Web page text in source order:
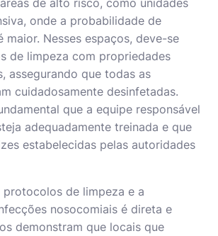
onde a probabilidade de
maior. Nesses espaços, deve-se
de limpeza com propriedades
assegurando que todas as
cuidadosamente desinfetadas.
que a equipe responsável
adequadamente treinada e que
estabelecidas pelas autoridades
protocolos de limpeza e a
nosocomiais é direta e
demonstram que locais que